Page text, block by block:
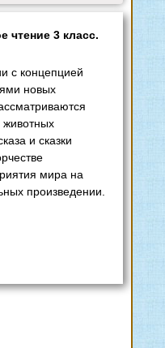
чтение 3 класс.
с концепцией
новых
животных
и сказки
мира на
произведении.